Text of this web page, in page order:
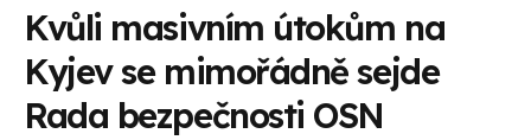
Kvůli masivním útokům na
Kyjev se mimořádně sejde
Rada bezpečnosti OSN